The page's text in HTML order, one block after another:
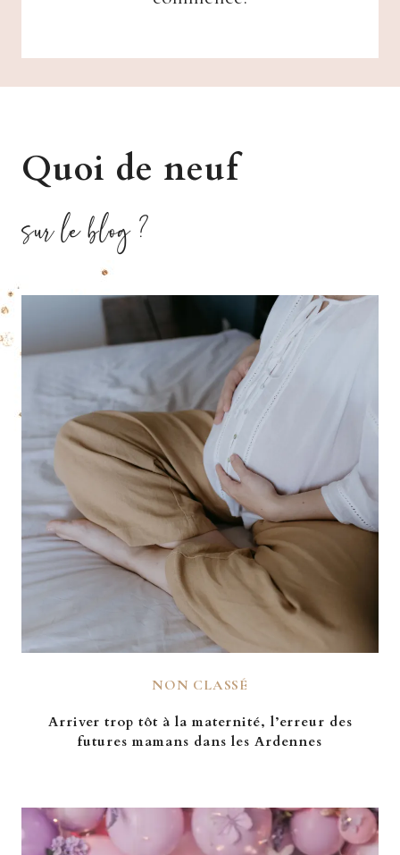
Quoi de neuf
sur le blog ?
NON CLASSÉ
Arriver trop tôt à la maternité, l’erreur des
futures mamans dans les Ardennes